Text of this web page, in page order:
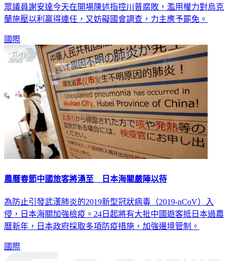
眾議員謝安達今天在開場陳述指控川普腐敗，濫用權力對烏克
蘭施壓以利贏得連任，又妨礙國會調查，力主應予罷免。
國際
農曆春節中國旅客將湧至 日本海關嚴陣以待
為防止引發武漢肺炎的2019新型冠狀病毒（2019-nCoV）入
侵，日本海關加強檢疫。24日起將有大批中國遊客抵日本過農
曆新年，日本政府採取多項防疫措施，加強邊境管制。
國際